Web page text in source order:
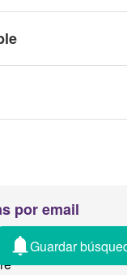
por email
y te avisamos
Guardar